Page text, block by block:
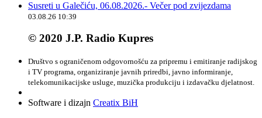
Susreti u Galečiću, 06.08.2026.- Večer pod zvijezdama
03.08.26 10:39
© 2020 J.P. Radio Kupres
Društvo s ograničenom odgovornošću za pripremu i emitiranje radijskog
i TV programa, organiziranje javnih priredbi, javno informiranje,
telekomunikacijske usluge, muzička produkciju i izdavačku djelatnost.
Software i dizajn Creatix BiH